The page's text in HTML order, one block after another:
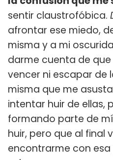
sentir claustrofóbica.
afrontar ese miedo,
misma y a mi
darme cuenta de
vencer ni escapar de
misma que me
intentar huir de ellas,
formando parte de
huir, pero que al final
encontrarme con